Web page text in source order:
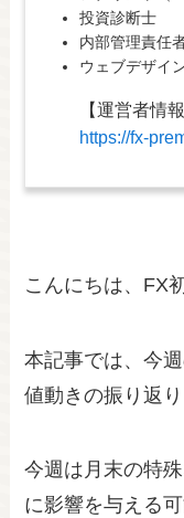
投資診断士
内部管理責任
ウェブデザイ
【運営者情報
https://fx-
こんにちは、FX
本記事では、今
値動きの振り返
今週は月末の特
に影響を与える